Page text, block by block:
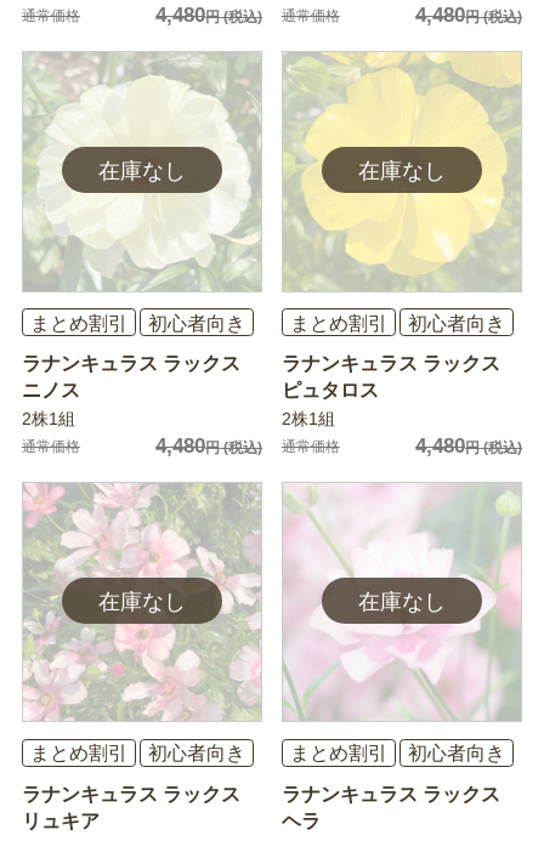
通常価格 4,480円(税込) 通常価格 4,480円(税込)
まとめ割引
初心者向き
ラナンキュラス ラックス
ニノス
2株1組
通常価格 4,480円(税込)
まとめ割引
初心者向き
ラナンキュラス ラックス
ピュタロス
2株1組
通常価格 4,480円(税込)
まとめ割引
初心者向き
ラナンキュラス ラックス
リュキア
まとめ割引
初心者向き
ラナンキュラス ラックス
ヘラ